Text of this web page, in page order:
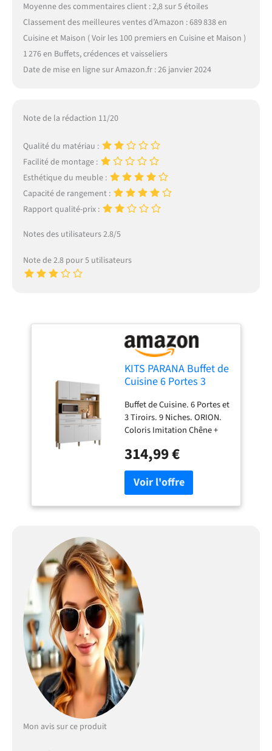
Moyenne des commentaires client : 2,8 sur 5 étoiles
Classement des meilleures ventes d’Amazon : 689 838 en
Cuisine et Maison ( Voir les 100 premiers en Cuisine et Maison )
1 276 en Buffets, crédences et vaisseliers
Date de mise en ligne sur Amazon.fr : 26 janvier 2024
Note de la rédaction 11/20
Qualité du matériau :
Facilité de montage :
Esthétique du meuble :
Capacité de rangement :
Rapport qualité-prix :
Notes des utilisateurs 2.8/5
Note de 2.8 pour 5 utilisateurs
KITS PARANA Buffet de
Cuisine 6 Portes 3
Blanc L 138.5 x195
x38.8 cm
Buffet de Cuisine. 6 Portes et
3 Tiroirs. 9 Niches. ORION.
Coloris Imitation Chêne +
Largeur 138.5 cm Hauteur
195 cm Profondeur 38.8 cm.
11 Niches. Glissières et
Charnières métalliques. 5
Pieds. 9 Niches
Niches Chêne Blanc L 138.5
x195 x38.8 cm
314,99 €
Mon avis sur ce produit